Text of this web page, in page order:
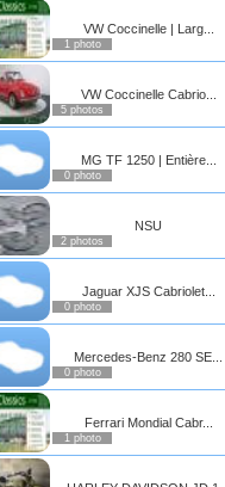
VW Coccinelle | Larg...
1 photo
VW Coccinelle Cabrio...
5 photos
MG TF 1250 | Entière...
0 photo
NSU
2 photos
Jaguar XJS Cabriolet...
0 photo
Mercedes-Benz 280 SE...
0 photo
Ferrari Mondial Cabr...
1 photo